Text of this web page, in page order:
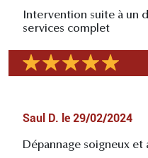
Intervention suite à un
services complet
Saul D. le 29/02/2024
Dépannage soigneux et